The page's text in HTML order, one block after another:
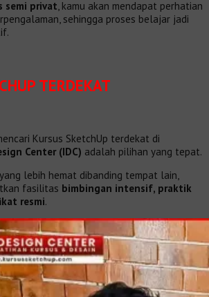
semi privat, kamu akan mendapat perhatian
sehingga proses belajar jadi
TERDEKAT
Kursus SketchUp terdekat di
Center (IDC) adalah pilihan yang tepat.
lebih hemat dibanding tempat lain,
fasilitas bimbingan intensif, praktik
resmi.